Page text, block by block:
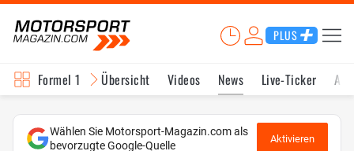
PLUS
Formel 1 Übersicht Videos News Live-Ticker
Wählen Sie Motorsport-Magazin.com als
bevorzugte Google-Quelle
Aktivieren